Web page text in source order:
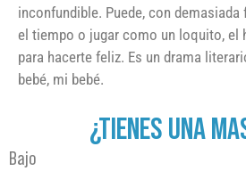
inconfundible. Puede, con
el tiempo o jugar como un loquito, el
para hacerte feliz. Es un drama
bebé, mi bebé.
¿TIENES UNA
Bajo